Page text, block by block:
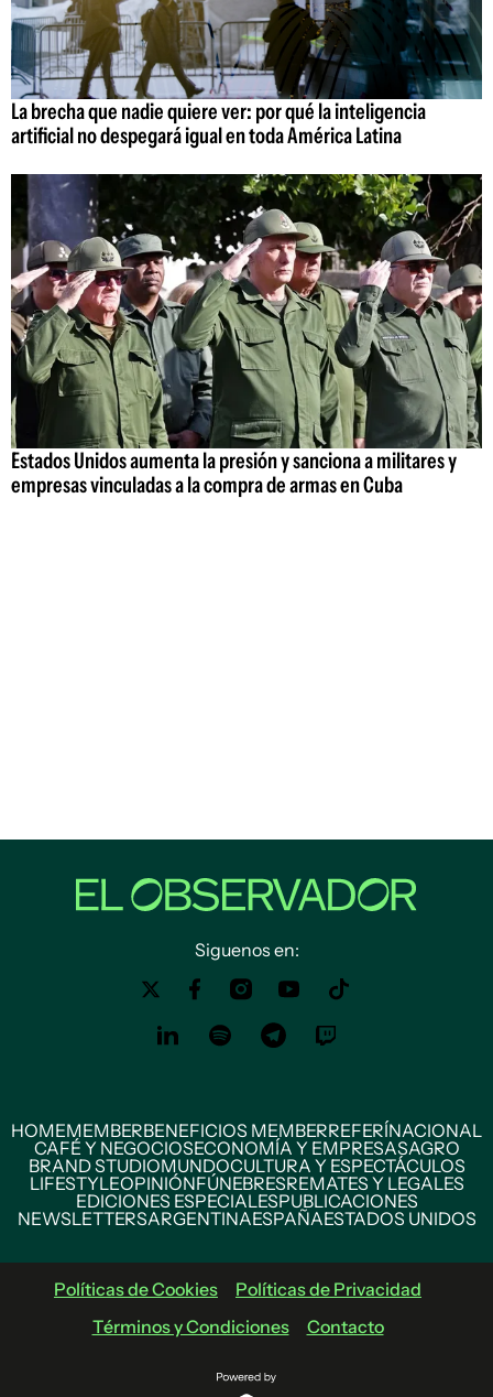
La brecha que nadie quiere ver: por qué la inteligencia
artificial no despegará igual en toda América Latina
Estados Unidos aumenta la presión y sanciona a militares y
empresas vinculadas a la compra de armas en Cuba
Siguenos en:
HOMEMEMBERBENEFICIOS MEMBERREFERÍNACIONAL
CAFÉ Y NEGOCIOSECONOMÍA Y EMPRESASAGRO
BRAND STUDIOMUNDOCULTURA Y ESPECTÁCULOS
LIFESTYLEOPINIÓNFÚNEBRESREMATES Y LEGALES
EDICIONES ESPECIALESPUBLICACIONES
NEWSLETTERSARGENTINAESPAÑAESTADOS UNIDOS
Políticas de Cookies
Políticas de Privacidad
Términos y Condiciones
Contacto